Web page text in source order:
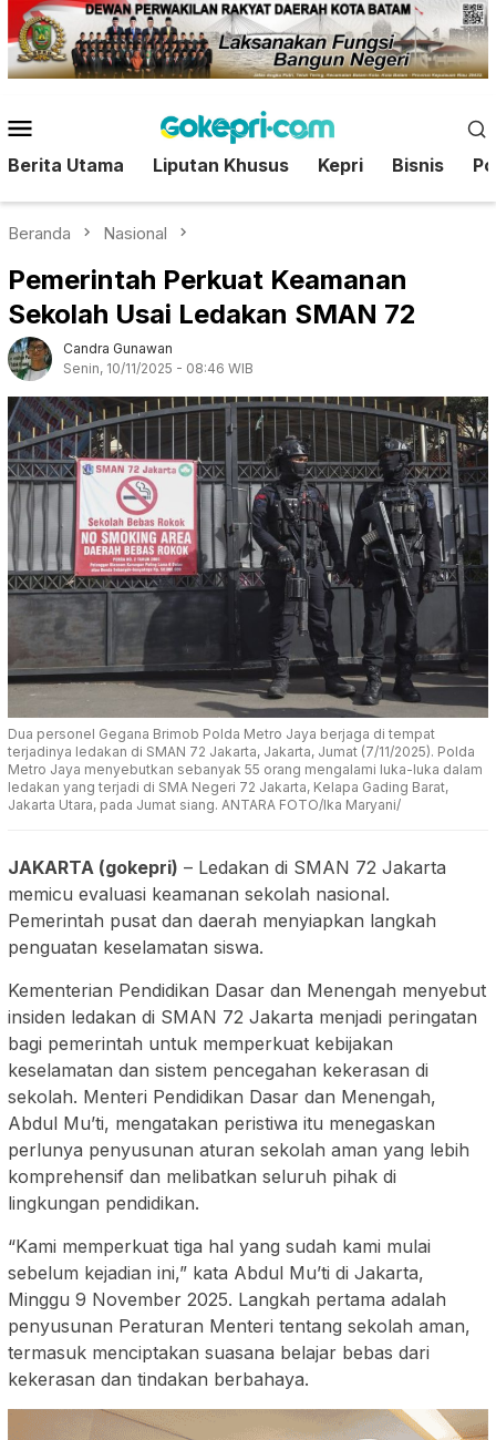
Loncat
ke
konten
Mobile
Berita Utama Liputan Khusus Kepri Bisnis
Beranda Nasional
Pemerintah Perkuat Keamanan
Sekolah Usai Ledakan SMAN 72
Candra Gunawan
Senin, 10/11/2025 - 08:46 WIB
Dua personel Gegana Brimob Polda Metro Jaya berjaga di tempat
terjadinya ledakan di SMAN 72 Jakarta, Jakarta, Jumat (7/11/2025). Polda
Metro Jaya menyebutkan sebanyak 55 orang mengalami luka-luka dalam
ledakan yang terjadi di SMA Negeri 72 Jakarta, Kelapa Gading Barat,
Jakarta Utara, pada Jumat siang. ANTARA FOTO/Ika Maryani/
JAKARTA (gokepri) – Ledakan di SMAN 72 Jakarta
memicu evaluasi keamanan sekolah nasional.
Pemerintah pusat dan daerah menyiapkan langkah
penguatan keselamatan siswa.
Kementerian Pendidikan Dasar dan Menengah menyebut
insiden ledakan di SMAN 72 Jakarta menjadi peringatan
bagi pemerintah untuk memperkuat kebijakan
keselamatan dan sistem pencegahan kekerasan di
sekolah. Menteri Pendidikan Dasar dan Menengah,
Abdul Mu’ti, mengatakan peristiwa itu menegaskan
perlunya penyusunan aturan sekolah aman yang lebih
komprehensif dan melibatkan seluruh pihak di
lingkungan pendidikan.
“Kami memperkuat tiga hal yang sudah kami mulai
sebelum kejadian ini,” kata Abdul Mu’ti di Jakarta,
Minggu 9 November 2025. Langkah pertama adalah
penyusunan Peraturan Menteri tentang sekolah aman,
termasuk menciptakan suasana belajar bebas dari
kekerasan dan tindakan berbahaya.